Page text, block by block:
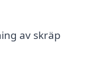
av skräp